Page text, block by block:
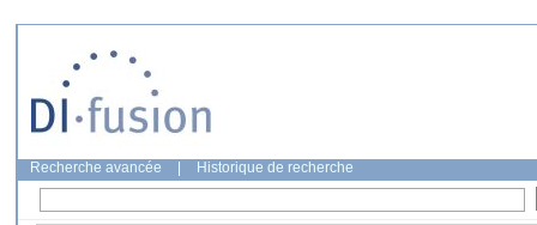
Recherche avancée Historique de recherche